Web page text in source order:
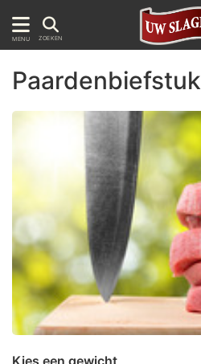
MENU ZOEKEN
Paardenbiefstuk
Kies een gewicht